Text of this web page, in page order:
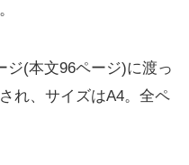
(本文96ページ)に渡っ
れ、サイズはA4。全ペ